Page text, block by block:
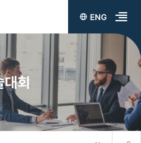
ENG
전
체
메
뉴
열
기
대회